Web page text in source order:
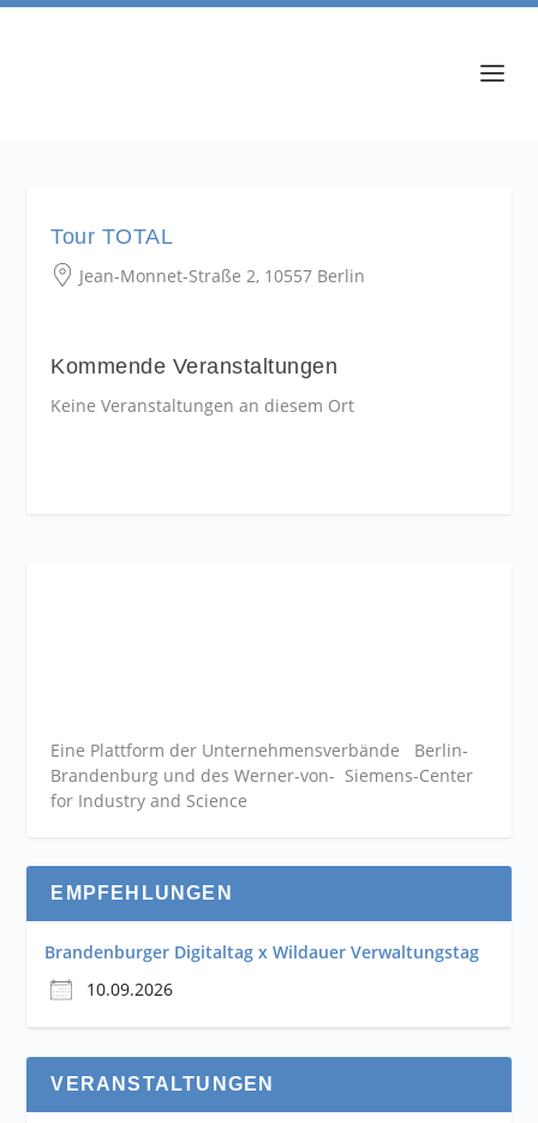
Tour TOTAL
Jean-Monnet-Straße 2, 10557 Berlin
Kommende Veranstaltungen
Keine Veranstaltungen an diesem Ort
Eine Plattform der Unternehmensverbände Berlin-
Brandenburg und des Werner-von- Siemens-Center
for Industry and Science
EMPFEHLUNGEN
Brandenburger Digitaltag x Wildauer Verwaltungstag
10.09.2026
VERANSTALTUNGEN